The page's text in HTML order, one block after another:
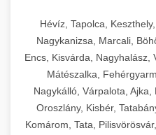
Hévíz, Tapolca,
Nagykanizsa, Marcali,
Encs, Kisvárda, Nagyhalász,
Mátészalka,
Nagykálló, Várpalota, Ajka,
Oroszlány, Kisbér,
Komárom, Tata,